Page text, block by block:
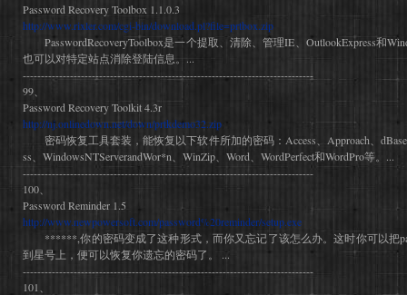
Password Recovery Toolbox 1.1.0.3
http://www.rixler.com/cgi-bin/download.pl?file=prtbox.zip
PasswordRecoveryToolbox是一个提取、清除、管理IE、OutlookExpress和
也可以对特定站点消除登陆信息。...
--------------------------------------------------------------------------------
99、
Password Recovery Toolkit 4.3r
http://nj.onlinedown.net/down/prtkdemo32.zip
密码恢复工具套装，能恢复以下软件所加的密码：Access、Approach、dBase
ss、WindowsNTServerandWor*n、WinZip、Word、WordPerfect和WordPro等。...
--------------------------------------------------------------------------------
100、
Password Reminder 1.5
http://www.newpowersoft.com/password%20reminder/setup.exe
******,你的密码变成了这种形式，而你又忘记了该怎么办。这时你可以把
到星号上，便可以恢复你遗忘的密码了。 ...
--------------------------------------------------------------------------------
101、